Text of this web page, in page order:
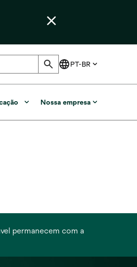
Nossa empresa
permanecem com a